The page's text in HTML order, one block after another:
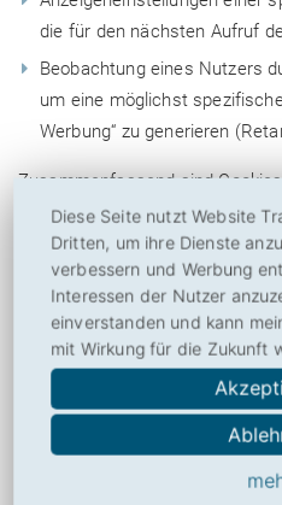
die für den nächsten Aufruf
Beobachtung eines Nutzers
um eine möglichst
Werbung“ zu generieren
Zusammenfassend sind
mehr wegzudenken. Sie
genauso funktionieren, wie die
und nehmen dabei im Grad der
vielfältigen interaktiven
Fazit
Dieses Tool ist aktuell auf dem
Möglichkeit einfach an
damit einen deutlichen
Diese Seite nutzt Website
Dritten, um ihre Dienste
verbessern und Werbung
Interessen der Nutzer
einverstanden und kann
mit Wirkung für die Zukunft